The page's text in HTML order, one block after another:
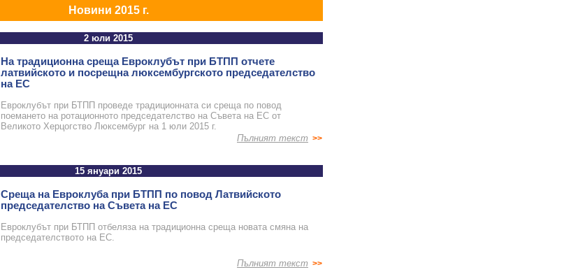
Новини 2015 г.
2 юли 2015
На традиционна среща Евроклубът при БТПП отчете
латвийското и посрещна люксембургското председателство
на ЕС
Евроклубът при БТПП проведе традиционната си среща по повод
поемането на ротационното председателство на Съвета на ЕС от
Великото Херцогство Люксембург на 1 юли 2015 г.
Пълният текст >>
15 януари 2015
Среща на Евроклуба при БТПП по повод Латвийското
председателство на Съвета на ЕС
Евроклубът при БТПП отбеляза на традиционна среща новата смяна на
председателството на ЕС.
Пълният текст >>